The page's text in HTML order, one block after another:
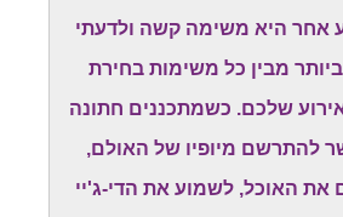
אחר היא משימה קשה ולדעתי
מבין כל משימות בחירת
שלכם. כשמתכננים חתונה
להתרשם מיופיו של האולם,
את האוכל, לשמוע את הדי-ג'יי